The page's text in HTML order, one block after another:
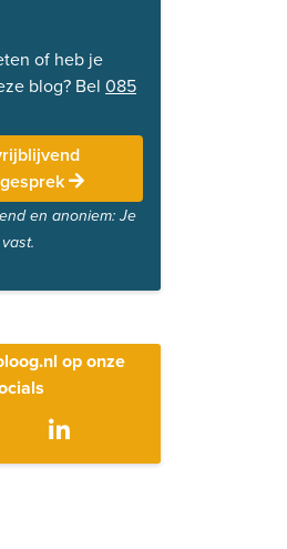
of heb je
blog? Bel 085
en anoniem: Je
op onze